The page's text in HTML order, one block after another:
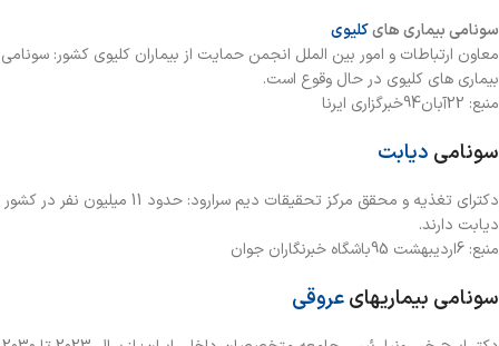
سونامی بیماری هایکلیوی
معاون ارتباطات و امور بین الملل انجمن حمایت از بیماران کلیوی کشور: سونامی
بیماری های کلیوی در حال وقوع است.
منبع: 22آبان94خبرگزاری ایرنا
سونامی دیابت
دکترای تغذیه و محقق مرکز تحقیقات دیم سرارود: حدود 11 میلیون نفر در کشور
دیابت دارند.
منبع: 6اردیبهشت 95باشگاه خبرنگاران جوان
سونامی بیماریهایعروقی